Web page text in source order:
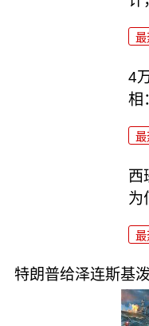
最
4
相
最
西
为
最
特朗普给泽连斯基